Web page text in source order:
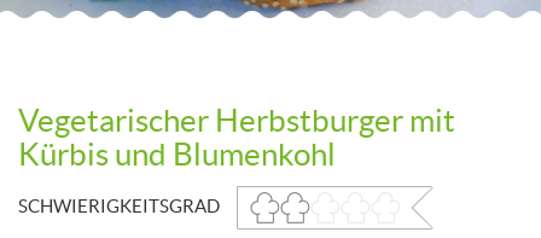
Vegetarischer Herbstburger mit
Kürbis und Blumenkohl
SCHWIERIGKEITSGRAD